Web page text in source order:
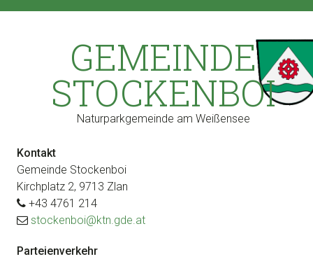
Zur
Zum
Zur
Zur
GEMEINDE
STOCKENBOI
Naturparkgemeinde am Weißensee
Kontakt
Gemeinde Stockenboi
Kirchplatz 2, 9713 Zlan
+43 4761 214
stockenboi@ktn.gde.at
Parteienverkehr